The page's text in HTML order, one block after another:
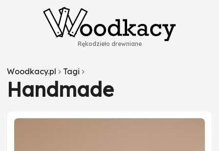
Woodkacy.pl Tagi
Handmade
Rękodzieło drewniane